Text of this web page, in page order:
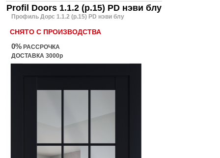
Profil Doors 1.1.2 (р.15) PD нэви блу
Профиль Дорс 1.1.2 (р.15) PD нэви блу
СНЯТО С ПРОИЗВОДСТВА
0% РАССРОЧКА
ДОСТАВКА 3000р